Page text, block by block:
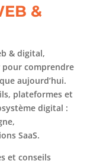
&
& digital,
pour comprendre
aujourd’hui.
plateformes et
digital :
SaaS.
et conseils